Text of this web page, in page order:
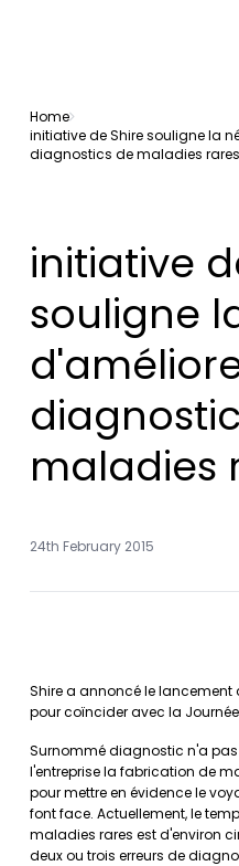
Home
initiative de Shire souligne la
diagnostics de maladies rares
initiative
souligne
maladies
24th February 2015
Shire a annoncé le
pour coïncider avec la
Surnommé diagnostic n'a
l'entreprise la fabrication de
pour mettre en évidence le
font face. Actuellement, le
maladies rares est d'environ
deux ou trois erreurs de